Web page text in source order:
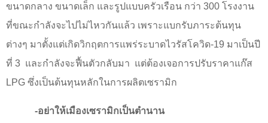
ขนาดกลาง ขนาดเล็ก และรูปแบบครัวเรือน กว่า 300 โรงงาน
ที่ขณะกำลังจะไปไม่ไหวกันแล้ว เพราะแบกรับภาระต้นทุน
ต่างๆ มาตั้งแต่เกิดวิกฤตการแพร่ระบาดไวรัสโควิด-19 มาเป็นปี
ที่ 3 และกำลังจะฟื้นตัวกลับมา แต่ต้องเจอการปรับราคาแก๊ส
LPG ซึ่งเป็นต้นทุนหลักในการผลิตเซรามิก
-อย่าให้เมืองเซรามิกเป็นตำนาน